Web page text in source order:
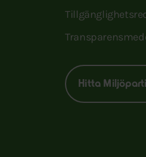
Hitta